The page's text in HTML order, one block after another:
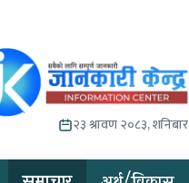
२३ श्रावण २०८३, शनिबार